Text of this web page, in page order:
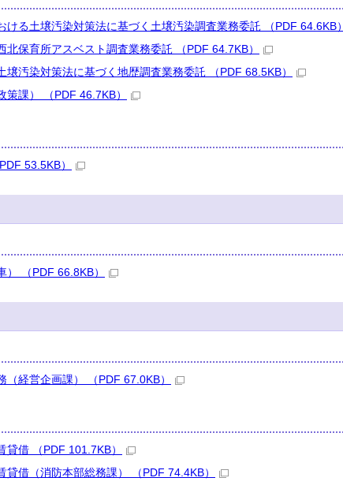
ける土壌汚染対策法に基づく土壌汚染調査業務委託 （PDF 64.6KB）
北保育所アスベスト調査業務委託 （PDF 64.7KB）
壌汚染対策法に基づく地歴調査業務委託 （PDF 68.5KB）
策課） （PDF 46.7KB）
53.5KB）
） （PDF 66.8KB）
経営企画課） （PDF 67.0KB）
借 （PDF 101.7KB）
貸借（消防本部総務課） （PDF 74.4KB）